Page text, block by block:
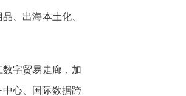
、出海本土化、
字贸易走廊，加
心、国际数据跨